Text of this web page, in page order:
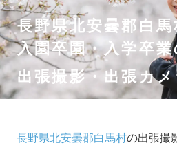
長野県北安曇郡白
入園卒園・入学卒
出張撮影・出張カ
長野県北安曇郡白馬村の出張撮